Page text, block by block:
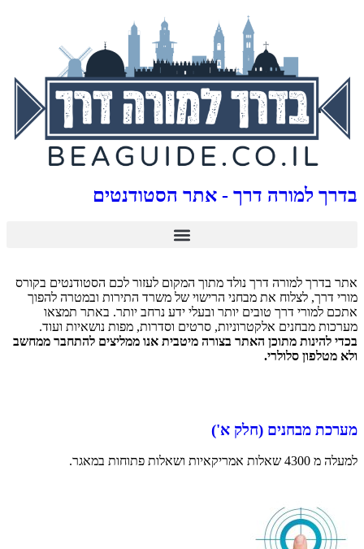
בדרך למורה דרך - אתר הסטודנטים
אתר בדרך למורה דרך נולד מתוך המקום לעזור לכם הסטודנטים בקורס
מורי דרך, לצלוח את מבחני הרישוי של משרד התירות ובמטרה להפוך
אתכם למורי דרך טובים יותר ובעלי ידע נרחב יותר. באתר תמצאו
מערכות מבחנים אלקטרוניות, סרטים וסדרות, מפות נושאיות ועוד.
בכדי להינות מתוכן האתר בצורה מיטבית אנו ממליצים להתחבר ממחשב
ולא מטלפון סלולרי.
מערכת מבחנים (חלק א')
למעלה מ 4300 שאלות אמריקאיות ושאלות פתוחות במאגר.